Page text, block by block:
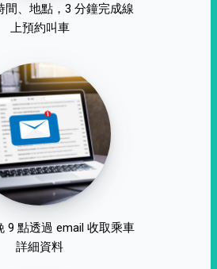
間、地點，3 分鐘完成線
上預約叫車
9 點透過 email 收取乘車
詳細資料